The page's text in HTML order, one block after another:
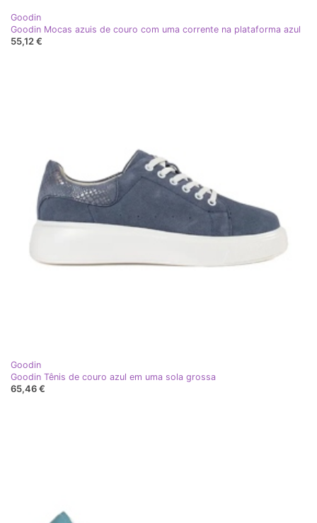
Goodin
Goodin Mocas azuis de couro com uma corrente na plataforma azul
55,12 €
Goodin
Goodin Tênis de couro azul em uma sola grossa
65,46 €